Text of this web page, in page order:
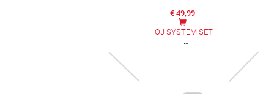
€ 49,99
OJ SYSTEM SET